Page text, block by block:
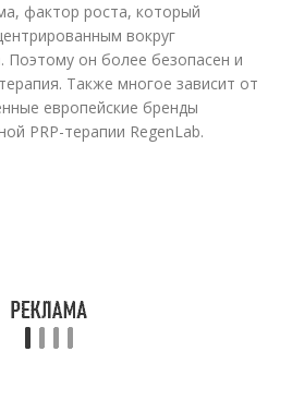
фактор роста, который
вокруг
Поэтому он более безопасен и
Также многое зависит от
европейские бренды
PRP-терапии RegenLab.